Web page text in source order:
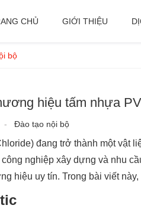
CHỦ GIỚI THIỆU
bộ
hiệu tấm nhựa
- Đào tạo nội bộ
đang trở thành một vật
nghiệp xây dựng và nhu
hiệu uy tín. Trong bài viết